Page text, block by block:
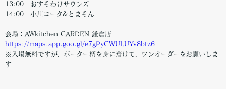
13:00 おすそわけサウンズ
14:00 小川コータ&とまそん
会場：AWkitchen GARDEN 鎌倉店
https://maps.app.goo.gl/e7gPyGWULUYv8btz6
※入場無料ですが、ボーター柄を身に着けて、ワンオーダーをお願いしま
す